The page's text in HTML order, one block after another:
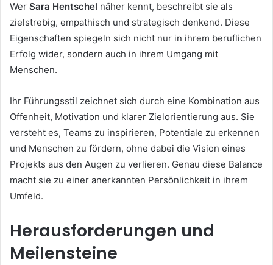
Wer Sara Hentschel näher kennt, beschreibt sie als
zielstrebig, empathisch und strategisch denkend. Diese
Eigenschaften spiegeln sich nicht nur in ihrem beruflichen
Erfolg wider, sondern auch in ihrem Umgang mit
Menschen.
Ihr Führungsstil zeichnet sich durch eine Kombination aus
Offenheit, Motivation und klarer Zielorientierung aus. Sie
versteht es, Teams zu inspirieren, Potentiale zu erkennen
und Menschen zu fördern, ohne dabei die Vision eines
Projekts aus den Augen zu verlieren. Genau diese Balance
macht sie zu einer anerkannten Persönlichkeit in ihrem
Umfeld.
Herausforderungen und
Meilensteine